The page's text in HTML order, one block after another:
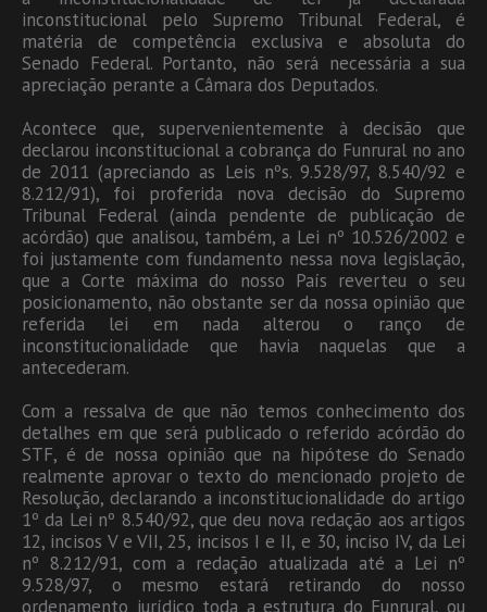
inconstitucional pelo Supremo Tribunal Federal, é
matéria de competência exclusiva e absoluta do
Senado Federal. Portanto, não será necessária a sua
apreciação perante a Câmara dos Deputados.
Acontece que, supervenientemente à decisão que
declarou inconstitucional a cobrança do Funrural no ano
de 2011 (apreciando as Leis nºs. 9.528/97, 8.540/92 e
8.212/91), foi proferida nova decisão do Supremo
Tribunal Federal (ainda pendente de publicação de
acórdão) que analisou, também, a Lei nº 10.526/2002 e
foi justamente com fundamento nessa nova legislação,
que a Corte máxima do nosso País reverteu o seu
posicionamento, não obstante ser da nossa opinião que
referida lei em nada alterou o ranço de
inconstitucionalidade que havia naquelas que a
antecederam.
Com a ressalva de que não temos conhecimento dos
detalhes em que será publicado o referido acórdão do
STF, é de nossa opinião que na hipótese do Senado
realmente aprovar o texto do mencionado projeto de
Resolução, declarando a inconstitucionalidade do artigo
1º da Lei nº 8.540/92, que deu nova redação aos artigos
12, incisos V e VII, 25, incisos I e II, e 30, inciso IV, da Lei
nº 8.212/91, com a redação atualizada até a Lei nº
9.528/97, o mesmo estará retirando do nosso
ordenamento jurídico toda a estrutura do Funrural, ou